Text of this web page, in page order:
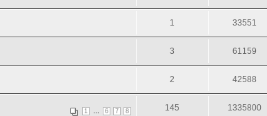
1 33551
3 61159
2 42588
1 6 7 8 145 1335800